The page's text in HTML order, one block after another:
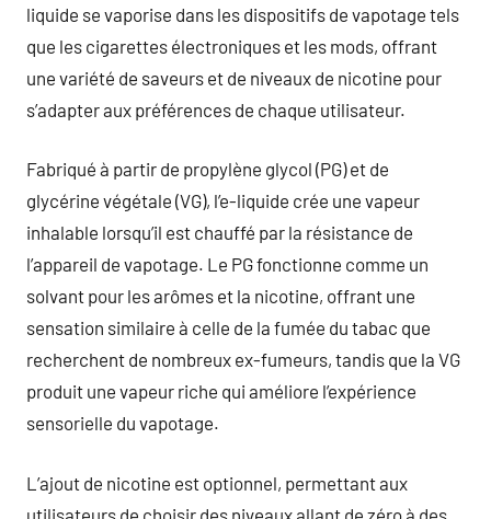
liquide se vaporise dans les dispositifs de vapotage tels
que les cigarettes électroniques et les mods, offrant
une variété de saveurs et de niveaux de nicotine pour
s’adapter aux préférences de chaque utilisateur.
Fabriqué à partir de propylène glycol (PG) et de
glycérine végétale (VG), l’e-liquide crée une vapeur
inhalable lorsqu’il est chauffé par la résistance de
l’appareil de vapotage. Le PG fonctionne comme un
solvant pour les arômes et la nicotine, offrant une
sensation similaire à celle de la fumée du tabac que
recherchent de nombreux ex-fumeurs, tandis que la VG
produit une vapeur riche qui améliore l’expérience
sensorielle du vapotage.
L’ajout de nicotine est optionnel, permettant aux
utilisateurs de choisir des niveaux allant de zéro à des